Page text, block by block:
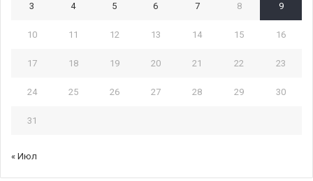
3 4 5 6 7 8 9
10 11 12 13 14 15 16
17 18 19 20 21 22 23
24 25 26 27 28 29 30
31
« Июл